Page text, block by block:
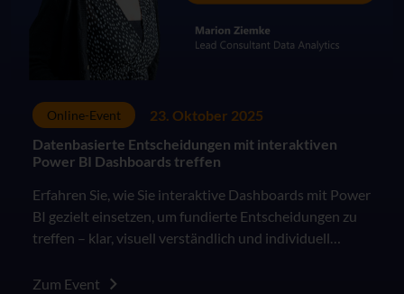
Online-Event
23. Oktober 2025
Datenbasierte Entscheidungen mit interaktiven
Power BI Dashboards treffen
Erfahren Sie, wie Sie interaktive Dashboards mit Power
BI gezielt einsetzen, um fundierte Entscheidungen zu
treffen – klar, visuell verständlich und individuell
Zum Event